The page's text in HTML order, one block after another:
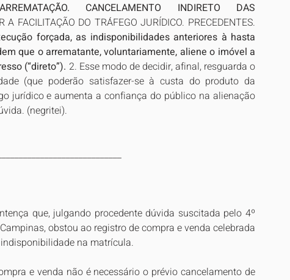
ARREMATAÇÃO. CANCELAMENTO INDIRETO DAS
A FACILITAÇÃO DO TRÁFEGO JURÍDICO. PRECEDENTES.
forçada, as indisponibilidades anteriores à hasta
que o arrematante, voluntariamente, aliene o imóvel a
(“direto”). 2. Esse modo de decidir, afinal, resguarda o
(que poderão satisfazer-se à custa do produto da
jurídico e aumenta a confiança do público na alienação
(negritei).
que, julgando procedente dúvida suscitada pelo 4º
obstou ao registro de compra e venda celebrada
na matrícula.
e venda não é necessário o prévio cancelamento de